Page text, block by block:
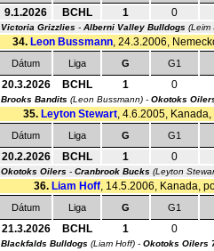
9.1.2026 BCHL 1 0
Victoria Grizzlies - Alberni Valley Bulldogs (Leim
34. Leon Bussmann, 24.3.2006,
Dátum Liga G G1
20.3.2026 BCHL 1 0
Brooks Bandits (Leon Bussmann) - Okotoks
35. Leyton Stewart, 4.6.2005,
Dátum Liga G G1
20.2.2026 BCHL 1 0
Okotoks Oilers - Cranbrook Bucks (Leyton
36. Liam Hoff, 14.5.2006, Kanada,
Dátum Liga G G1
21.3.2026 BCHL 1 0
Blackfalds Bulldogs (Liam Hoff) - Okotoks Oilers